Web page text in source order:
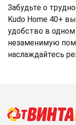
Забудьте о
Kudo Home 40+
удобство в
незаменимую
наслаждайтесь